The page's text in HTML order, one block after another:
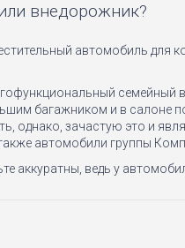
внедорожник?
автомобиль для
семейный
багажником и в
зачастую это и
автомобили группы
аккуратны, ведь у